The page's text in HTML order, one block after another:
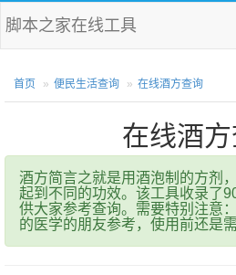
脚本之家在线工具
首页 便民生活查询 在线酒方查询
在线酒
酒方简言之就是用酒泡制的方剂
起到不同的功效。该工具收录了
供大家参考查询。需要特别注意
的医学的朋友参考，使用前还是